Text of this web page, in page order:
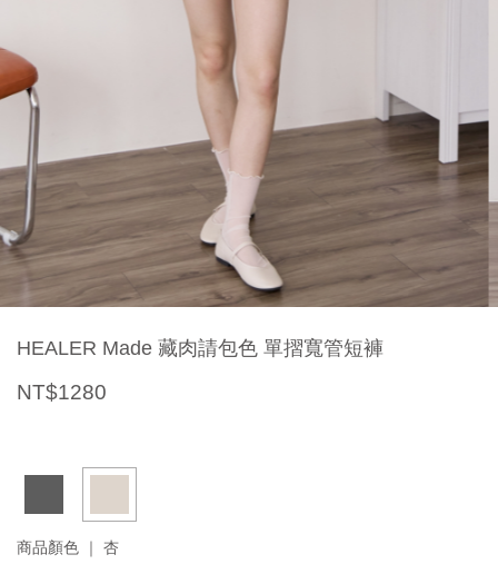
HEALER Made 藏肉請包色 單摺寬管短褲
NT$1280
商品顏色 ｜ 杏